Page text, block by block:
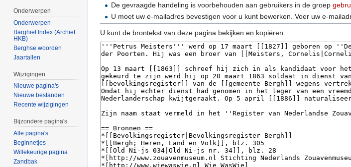
De gevraagde handeling is voorbehouden aan gebruikers in de groep
U moet uw e-mailadres bevestigen voor u kunt bewerken. Voer uw e-
U kunt de brontekst van deze pagina bekijken en kopiëren.
Onderwerpen
Onderwerpen
Barghief Index (Archief
HKB)
Berghse woorden
Jaartallen
Wijzigingen
Nieuwe pagina's
Nieuwe bestanden
Recente wijzigingen
Bijzondere pagina's
Alle pagina's
Beginnetjes
Willekeurige pagina
Zandbak